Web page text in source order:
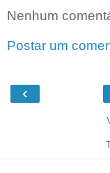
Nenhum
Postar um
‹